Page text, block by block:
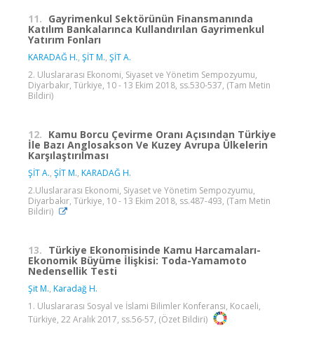
11. Gayrimenkul Sektörünün Finansmanında
Katılım Bankalarınca Kullandırılan Gayrimenkul
Yatırım Fonları
KARADAĞ H., ŞİT M., ŞİT A.
2. Uluslararası Ekonomi, Siyaset ve Yönetim Sempozyumu,
Diyarbakır, Türkiye, 10 - 13 Ekim 2018, ss.530-537, (Tam Metin
Bildiri)
12. Kamu Borcu Çevirme Oranı Açısından Türkiye
İle Bazı Anglosakson Ve Kuzey Avrupa Ülkelerin
Karşılaştırılması
ŞİT A., ŞİT M., KARADAĞ H.
2.Uluslararası Ekonomi, Siyaset ve Yönetim Sempozyumu,
Diyarbakır, Türkiye, 10 - 13 Ekim 2018, ss.487-493, (Tam Metin
Bildiri)
13. Türkiye Ekonomisinde Kamu Harcamaları-
Ekonomik Büyüme İlişkisi: Toda-Yamamoto
Nedensellik Testi
Şit M., Karadağ H.
1. Uluslararası Sosyal ve İslami Bilimler Konferansı, Kocaeli,
Türkiye, 22 Aralık 2017, ss.56-57, (Özet Bildiri)